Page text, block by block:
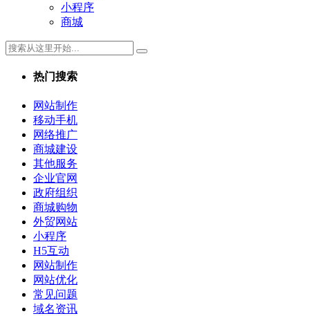
小程序
商城
热门搜索
网站制作
移动手机
网络推广
商城建设
其他服务
企业官网
政府组织
商城购物
外贸网站
小程序
H5互动
网站制作
网站优化
常见问题
域名资讯